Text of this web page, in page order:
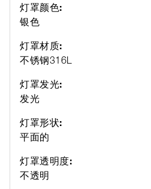
灯罩颜色:
银色
灯罩材质:
不锈钢316L
灯罩发光:
发光
灯罩形状:
平面的
灯罩透明度:
不透明